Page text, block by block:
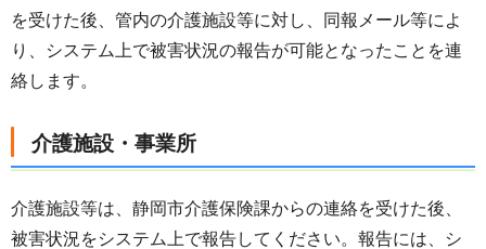
を受けた後、管内の介護施設等に対し、同報メール等によ
り、システム上で被害状況の報告が可能となったことを連
絡します。
介護施設・事業所
介護施設等は、静岡市介護保険課からの連絡を受けた後、
被害状況をシステム上で報告してください。報告には、シ